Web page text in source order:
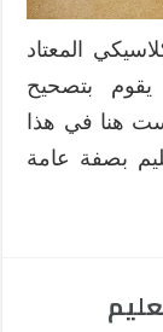
المعتاد
يقوم بتصحيح
هنا في هذا
بصفة عامة